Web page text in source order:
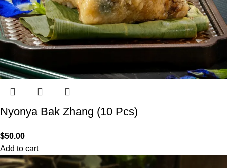
Nyonya Bak Zhang (10 Pcs)
$50.00
Add to cart